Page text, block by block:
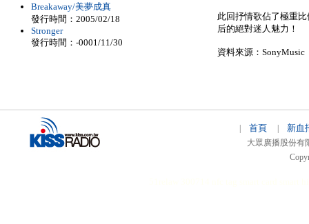
此回抒情歌佔了極重
后的絕對迷人魅力！
資料來源：SonyMusic
Breakaway/美夢成真
發行時間：2005/02/18
Stronger
發行時間：-0001/11/30
首頁 新血
大眾廣播股份有